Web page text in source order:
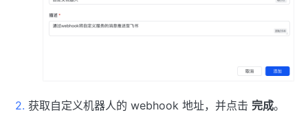
获取自定义机器人的 webhook 地址，并点击 完成。